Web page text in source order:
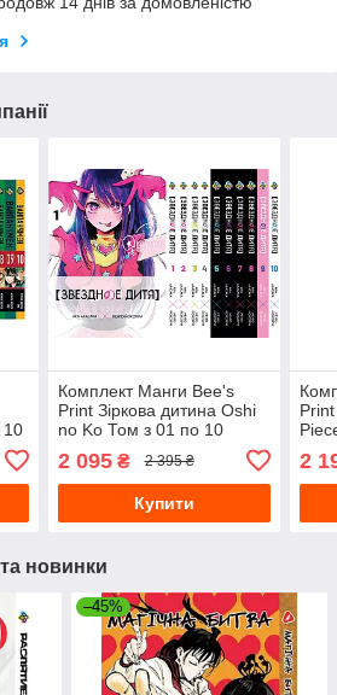
10
Комплект Манги Bee's
Print Зіркова дитина Oshi
no Ko Том з 01 по 10
OnKSET 03
2 095₴ 2 395 ₴
Купити
2
та новинки
–45%